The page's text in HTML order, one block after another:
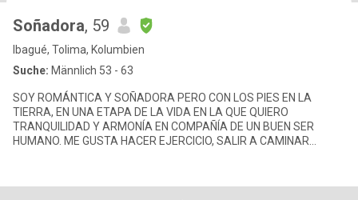
Soñadora, 59
Ibagué, Tolima, Kolumbien
Suche: Männlich 53 - 63
SOY ROMÁNTICA Y SOÑADORA PERO CON LOS PIES EN LA
TIERRA, EN UNA ETAPA DE LA VIDA EN LA QUE QUIERO
TRANQUILIDAD Y ARMONÍA EN COMPAÑÍA DE UN BUEN SER
HUMANO. ME GUSTA HACER EJERCICIO, SALIR A CAMINAR